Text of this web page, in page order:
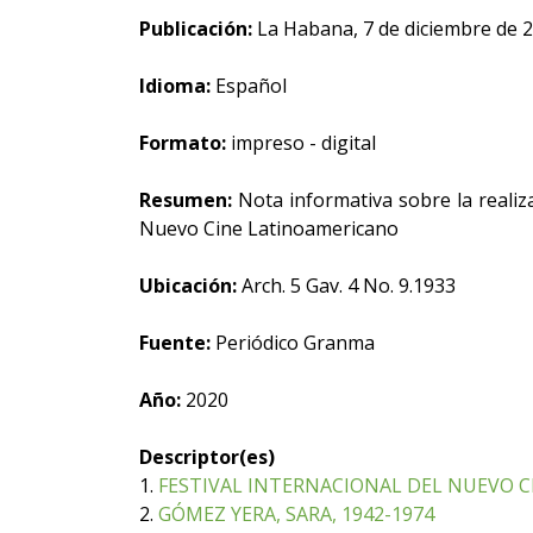
Publicación: La Habana, 7 de diciembre de
Idioma: Español
Formato: impreso - digital
Resumen: Nota informativa sobre la
Nuevo Cine Latinoamericano
Ubicación:Arch. 5 Gav. 4 No. 9.1933
Fuente: Periódico Granma
Año: 2020
Descriptor(es)
1. FESTIVAL INTERNACIONAL DEL NUEVO
2. GÓMEZ YERA, SARA, 1942-1974